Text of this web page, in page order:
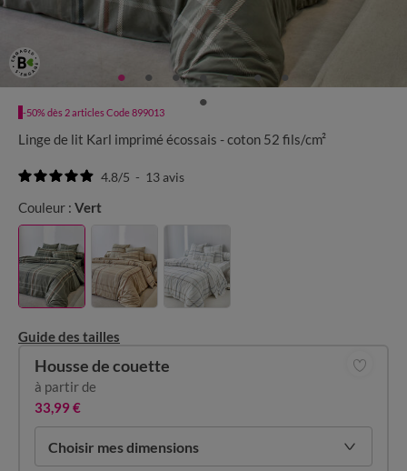
-50% dès 2 articles Code 899013
Linge de lit Karl imprimé écossais - coton 52 fils/cm²
4.8/5 - 13avis
Couleur : Vert
Guide des tailles
Choisir mes dimensions
Housse de couette
à partir de
33,99 €